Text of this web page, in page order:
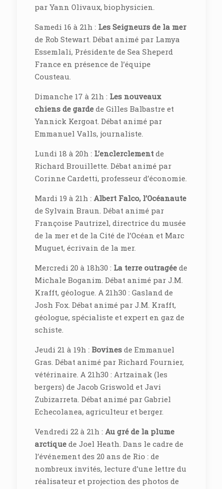
par Yann Olivaux, biophysicien.
Samedi 16 à 21h : Les Seigneurs de la mer
de Rob Stewart. Débat animé par Lamya
Essemlali, Présidente de Sea Sheperd
France en présence de l’équipe
Cousteau.
Dimanche 17 à 21h : Les nouveaux
chiens de gardede Gilles Balbastre et
Yannick Kergoat. Débat animé par
Emmanuel Valls, journaliste.
Lundi 18 à 20h : L’enclerclementde
Richard Brouillette. Débat animé par
Corinne Cardetti, professeur d’économie.
Mardi 19 à 21h : Albert Falco, l’Océanaute
de Sylvain Braun. Débat animé par
Françoise Pautrizel, directrice du musée
de la mer et de la Cité de l’Océan et Marc
Muguet, écrivain de la mer.
Mercredi 20 à 18h30 : La terre outragéede
Michale Boganim. Débat animé par J.M.
Krafft, géologue. A 21h30 : Gasland de
Josh Fox. Débat animé par J.M. Krafft,
géologue, spécialiste et expert en gaz de
schiste.
Jeudi 21 à 19h : Bovinesde Emmanuel
Gras. Débat animé par Richard Fournier,
vétérinaire. A 21h30 : Artzainak (les
bergers) de Jacob Griswold et Javi
Zubizarreta. Débat animé par Gabriel
Echecolanea, agriculteur et berger.
Vendredi 22 à 21h : Au gré de la plume
arctiquede Joel Heath. Dans le cadre de
l’événement des 20 ans de Rio : de
nombreux invités, lecture d’une lettre du
réalisateur et projection des photos de